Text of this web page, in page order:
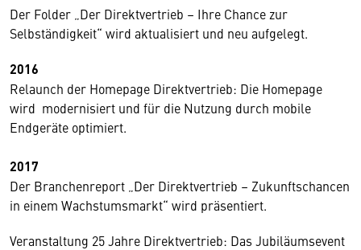
Der Folder „Der Direktvertrieb – Ihre Chance zur
Selbständigkeit“ wird aktualisiert und neu aufgelegt.
2016
Relaunch der Homepage Direktvertrieb: Die Homepage
wird modernisiert und für die Nutzung durch mobile
Endgeräte optimiert.
2017
Der Branchenreport „Der Direktvertrieb – Zukunftschancen
in einem Wachstumsmarkt“ wird präsentiert.
Veranstaltung 25 Jahre Direktvertrieb: Das Jubiläumsevent